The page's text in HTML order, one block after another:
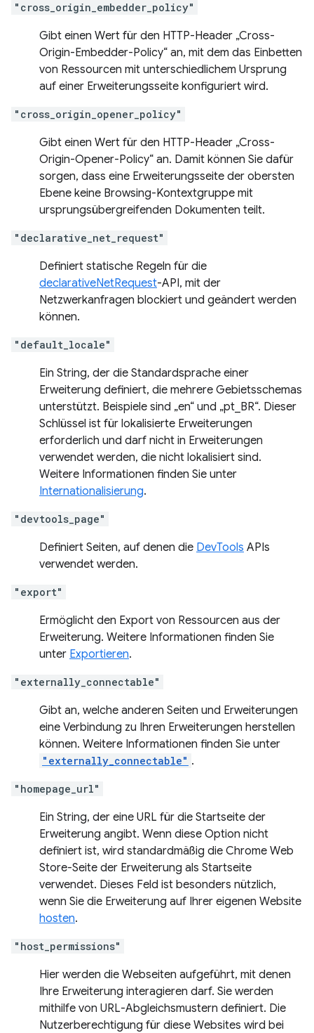
"cross_origin_embedder_policy"
Gibt einen Wert für den HTTP-Header „Cross-
Origin-Embedder-Policy“ an, mit dem das Einbetten
von Ressourcen mit unterschiedlichem Ursprung
auf einer Erweiterungsseite konfiguriert wird.
"cross_origin_opener_policy"
Gibt einen Wert für den HTTP-Header „Cross-
Origin-Opener-Policy“ an. Damit können Sie dafür
sorgen, dass eine Erweiterungsseite der obersten
Ebene keine Browsing-Kontextgruppe mit
ursprungsübergreifenden Dokumenten teilt.
"declarative_net_request"
Definiert statische Regeln für die
declarativeNetRequest-API, mit der
Netzwerkanfragen blockiert und geändert werden
können.
"default_locale"
Ein String, der die Standardsprache einer
Erweiterung definiert, die mehrere Gebietsschemas
unterstützt. Beispiele sind „en“ und „pt_BR“. Dieser
Schlüssel ist für lokalisierte Erweiterungen
erforderlich und darf nicht in Erweiterungen
verwendet werden, die nicht lokalisiert sind.
Weitere Informationen finden Sie unter
Internationalisierung.
"devtools_page"
Definiert Seiten, auf denen die DevTools APIs
verwendet werden.
"export"
Ermöglicht den Export von Ressourcen aus der
Erweiterung. Weitere Informationen finden Sie
unter Exportieren.
"externally_connectable"
Gibt an, welche anderen Seiten und Erweiterungen
eine Verbindung zu Ihren Erweiterungen herstellen
können. Weitere Informationen finden Sie unter
"externally_connectable" .
"homepage_url"
Ein String, der eine URL für die Startseite der
Erweiterung angibt. Wenn diese Option nicht
definiert ist, wird standardmäßig die Chrome Web
Store-Seite der Erweiterung als Startseite
verwendet. Dieses Feld ist besonders nützlich,
wenn Sie die Erweiterung auf Ihrer eigenen Website
hosten.
"host_permissions"
Hier werden die Webseiten aufgeführt, mit denen
Ihre Erweiterung interagieren darf. Sie werden
mithilfe von URL-Abgleichsmustern definiert. Die
Nutzerberechtigung für diese Websites wird bei